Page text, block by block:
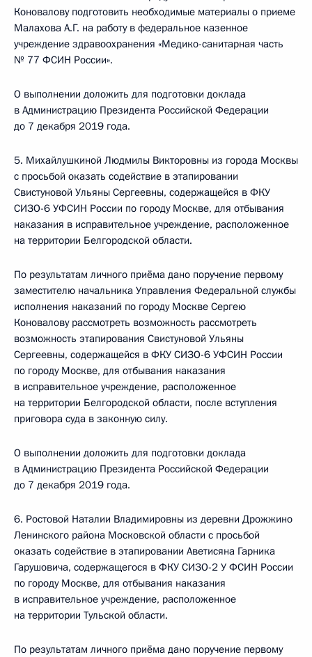
Коновалову подготовить необходимые материалы о приеме
Малахова А.Г. на работу в федеральное казенное
учреждение здравоохранения «Медико-санитарная часть
№ 77 ФСИН России».
О выполнении доложить для подготовки доклада
в Администрацию Президента Российской Федерации
до 7 декабря 2019 года.
5. Михайлушкиной Людмилы Викторовны из города Москвы
с просьбой оказать содействие в этапировании
Свистуновой Ульяны Сергеевны, содержащейся в ФКУ
СИЗО-6 УФСИН России по городу Москве, для отбывания
наказания в исправительное учреждение, расположенное
на территории Белгородской области.
По результатам личного приёма дано поручение первому
заместителю начальника Управления Федеральной службы
исполнения наказаний по городу Москве Сергею
Коновалову рассмотреть возможность рассмотреть
возможность этапирования Свистуновой Ульяны
Сергеевны, содержащейся в ФКУ СИЗО-6 УФСИН России
по городу Москве, для отбывания наказания
в исправительное учреждение, расположенное
на территории Белгородской области, после вступления
приговора суда в законную силу.
О выполнении доложить для подготовки доклада
в Администрацию Президента Российской Федерации
до 7 декабря 2019 года.
6. Ростовой Наталии Владимировны из деревни Дрожжино
Ленинского района Московской области с просьбой
оказать содействие в этапировании Аветисяна Гарника
Гарушовича, содержащегося в ФКУ СИЗО-2 У ФСИН России
по городу Москве, для отбывания наказания
в исправительное учреждение, расположенное
на территории Тульской области.
По результатам личного приёма дано поручение первому